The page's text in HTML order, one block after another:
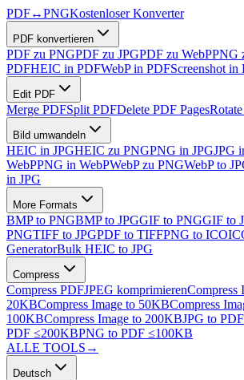
PDF↔PNGKostenloser Konverter
PDF konvertieren
PDF zu PNGPDF zu JPGPDF zu WebPPNG
PDFHEIC in PDFWebP in PDFScreenshot in
Edit PDF
Merge PDFSplit PDFDelete PDF Pages
Bild umwandeln
HEIC in JPGHEIC zu PNGPNG in JPGJPG
WebPPNG in WebPWebP zu PNGWebP to
in JPG
More Formats
BMP to PNGBMP to JPGGIF to PNGGIF to
PNGTIFF to JPGPDF to TIFFPNG to ICO
GeneratorBulk HEIC to JPG
Compress
Compress PDFJPEG komprimierenCompress
20KBCompress Image to 50KBCompress
100KBCompress Image to 200KBJPG to
PDF ≤200KBPNG to PDF ≤100KB
ALLE TOOLS →
Deutsch